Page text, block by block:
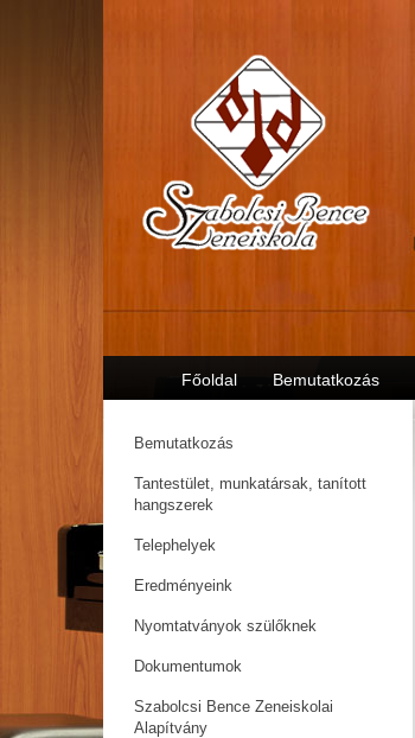
Bemutatkozás
Tantestület, munkatársak, tanított
hangszerek
Telephelyek
Eredményeink
Nyomtatványok szülőknek
Dokumentumok
Szabolcsi Bence Zeneiskolai
Alapítvány
Főoldal Bemutatkozás